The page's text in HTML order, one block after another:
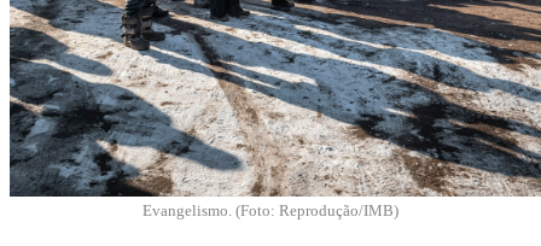
Evangelismo. (Foto: Reprodução/IMB)